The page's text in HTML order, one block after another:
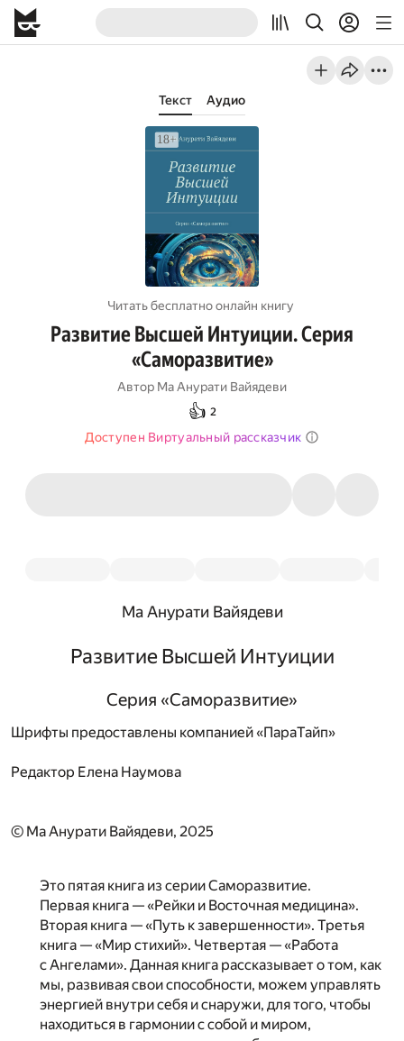
Текст Аудио
Читать бесплатно онлайн книгу
Развитие Высшей Интуиции. Серия
«Саморазвитие»
Автор Ма Анурати Вайядеви
👍 2
Доступен Виртуальный рассказчик
Ма Анурати Вайядеви
Развитие Высшей Интуиции
Серия «Саморазвитие»
Шрифты предоставлены компанией «ПараТайп»
Редактор Елена Наумова
© Ма Анурати Вайядеви, 2025
Это пятая книга из серии Саморазвитие.
Первая книга — «Рейки и Восточная медицина».
Вторая книга — «Путь к завершенности». Третья
книга — «Мир стихий». Четвертая — «Работа
с Ангелами». Данная книга рассказывает о том, как
мы, развивая свои способности, можем управлять
энергией внутри себя и снаружи, для того, чтобы
находиться в гармонии с собой и миром,